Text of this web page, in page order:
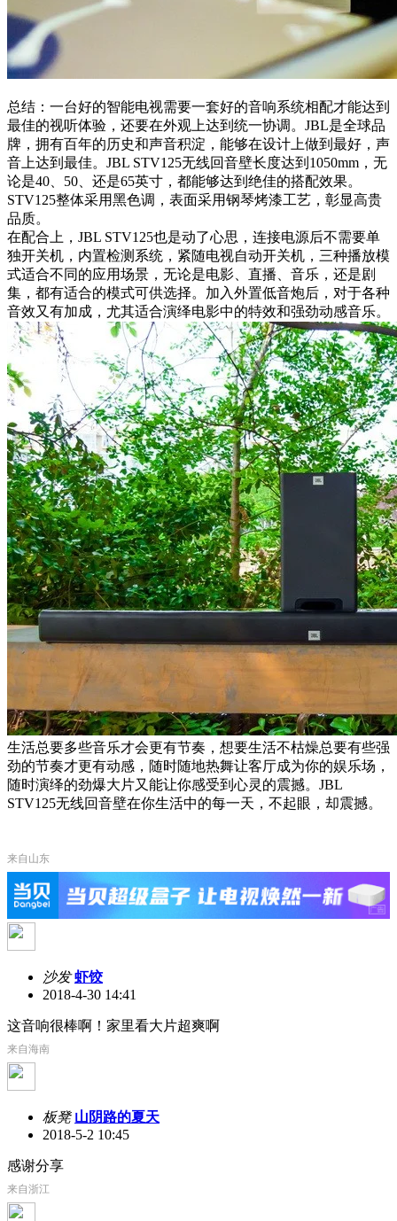
总结：一台好的智能电视需要一套好的音响系统相配才能达到
最佳的视听体验，还要在外观上达到统一协调。JBL是全球品
牌，拥有百年的历史和声音积淀，能够在设计上做到最好，声
音上达到最佳。JBL STV125无线回音壁长度达到1050mm，无
论是40、50、还是65英寸，都能够达到绝佳的搭配效果。
STV125整体采用黑色调，表面采用钢琴烤漆工艺，彰显高贵
品质。
在配合上，JBL STV125也是动了心思，连接电源后不需要单
独开关机，内置检测系统，紧随电视自动开关机，三种播放模
式适合不同的应用场景，无论是电影、直播、音乐，还是剧
集，都有适合的模式可供选择。加入外置低音炮后，对于各种
音效又有加成，尤其适合演绎电影中的特效和强劲动感音乐。
生活总要多些音乐才会更有节奏，想要生活不枯燥总要有些强
劲的节奏才更有动感，随时随地热舞让客厅成为你的娱乐场，
随时演绎的劲爆大片又能让你感受到心灵的震撼。JBL
STV125无线回音壁在你生活中的每一天，不起眼，却震撼。
来自山东
沙发 虾饺
2018-4-30 14:41
这音响很棒啊！家里看大片超爽啊
来自海南
板凳 山阴路的夏天
2018-5-2 10:45
感谢分享
来自浙江